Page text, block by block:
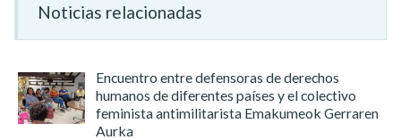
Noticias relacionadas
Encuentro entre defensoras de derechos
humanos de diferentes países y el colectivo
feminista antimilitarista Emakumeok Gerraren
Aurka